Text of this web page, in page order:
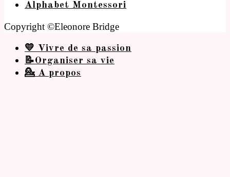
Alphabet Montessori
Copyright ©Eleonore Bridge
💛 Vivre de sa passion
📝Organiser sa vie
💁 A propos